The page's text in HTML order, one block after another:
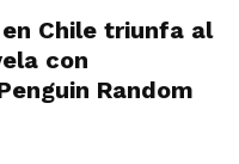
Chile triunfa al
con
Random